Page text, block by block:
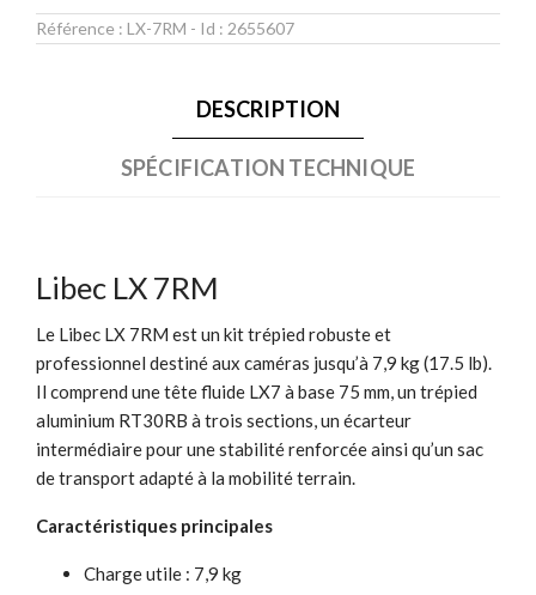
Référence : LX-7RM - Id : 2655607
DESCRIPTION
SPÉCIFICATION TECHNIQUE
Libec LX 7RM
Le Libec LX 7RM est un kit trépied robuste et
professionnel destiné aux caméras jusqu’à 7,9 kg (17.5 lb).
Il comprend une tête fluide LX7 à base 75 mm, un trépied
aluminium RT30RB à trois sections, un écarteur
intermédiaire pour une stabilité renforcée ainsi qu’un sac
de transport adapté à la mobilité terrain.
Caractéristiques principales
Charge utile : 7,9 kg